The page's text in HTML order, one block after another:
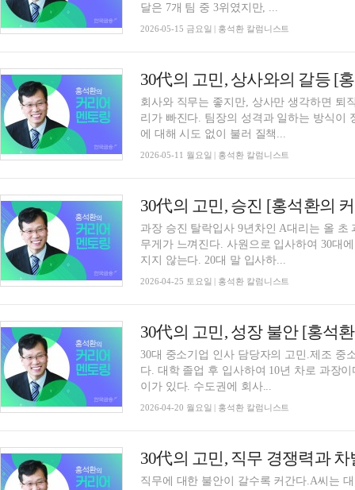
달은 7개 팀 중 3위였지만, ...
2026-05-15 금요일 | 홍석환 칼럼니스트
30代의 고민, 상사와의 갈등 [
회사와 직무는 좋지만, 상사만 생각하면 퇴
리가 빠진다. 팀장의 성격과 일하는 방식이
에 대해 시도 없이 불러 질책...
2026-05-11 월요일 | 홍석환 칼럼니스트
30代의 고민, 승진 [홍석환의
과장 승진 탈락입사 9년차인 A대리는 올
무게가 느껴진다. 사원으로 입사하여 30대
지지 않는다. 20대 말 입사하...
2026-04-25 토요일 | 홍석환 칼럼니스트
30代의 고민, 성장 불안 [홍석
30대 중소기업 인사 담당자의 고민.제조 중
다. 대학 졸업 후 입사하여 10년 차로 과장
이가 있다. 수도권에 회사...
2026-04-20 월요일 | 홍석환 칼럼니스트
직무에 대한 불안이 갈수록 커간다.A씨는